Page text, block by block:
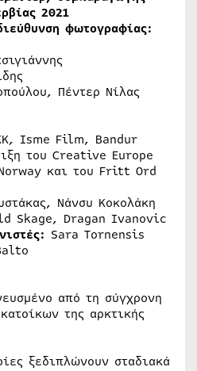
2021
φωτογραφίας:
Πέντερ Νίλας
Isme Film, Bandur
του Creative Europe
και του Fritt Ord
Νάνσυ Κοκολάκη
Skage, Dragan Ivanovic
Sara Tornensis
από τη σύγχρονη
της αρκτικής
ξεδιπλώνουν σταδιακά